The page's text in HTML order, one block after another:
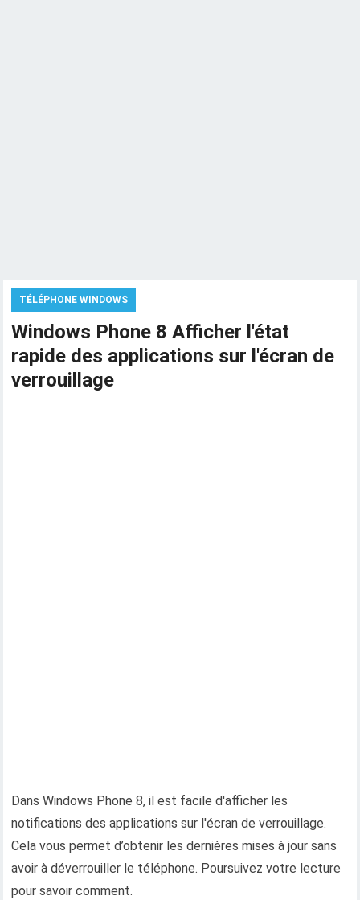
TÉLÉPHONE WINDOWS
Windows Phone 8 Afficher l'état
rapide des applications sur l'écran de
verrouillage
Dans Windows Phone 8, il est facile d'afficher les
notifications des applications sur l'écran de verrouillage.
Cela vous permet d’obtenir les dernières mises à jour sans
avoir à déverrouiller le téléphone. Poursuivez votre lecture
pour savoir comment.